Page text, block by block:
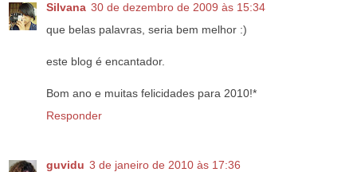
Silvana 30 de dezembro de 2009 às 15:34
que belas palavras, seria bem melhor :)
este blog é encantador.
Bom ano e muitas felicidades para 2010!*
Responder
guvidu 3 de janeiro de 2010 às 17:36